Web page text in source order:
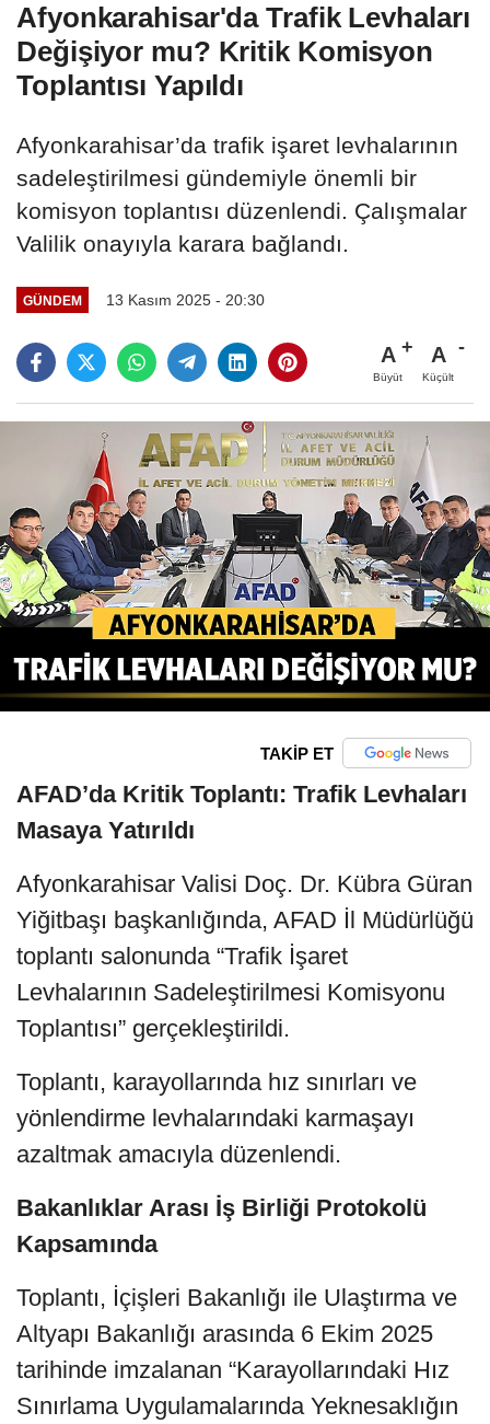
Afyonkarahisar'da Trafik Levhaları
Değişiyor mu? Kritik Komisyon
Toplantısı Yapıldı
Afyonkarahisar’da trafik işaret levhalarının
sadeleştirilmesi gündemiyle önemli bir
komisyon toplantısı düzenlendi. Çalışmalar
Valilik onayıyla karara bağlandı.
GÜNDEM 13 Kasım 2025 - 20:30
A
Büyüt
A
Küçült
TAKİP ET
AFAD’da Kritik Toplantı: Trafik Levhaları
Masaya Yatırıldı
Afyonkarahisar Valisi Doç. Dr. Kübra Güran
Yiğitbaşı başkanlığında, AFAD İl Müdürlüğü
toplantı salonunda “Trafik İşaret
Levhalarının Sadeleştirilmesi Komisyonu
Toplantısı” gerçekleştirildi.
Toplantı, karayollarında hız sınırları ve
yönlendirme levhalarındaki karmaşayı
azaltmak amacıyla düzenlendi.
Bakanlıklar Arası İş Birliği Protokolü
Kapsamında
Toplantı, İçişleri Bakanlığı ile Ulaştırma ve
Altyapı Bakanlığı arasında 6 Ekim 2025
tarihinde imzalanan “Karayollarındaki Hız
Sınırlama Uygulamalarında Yeknesaklığın